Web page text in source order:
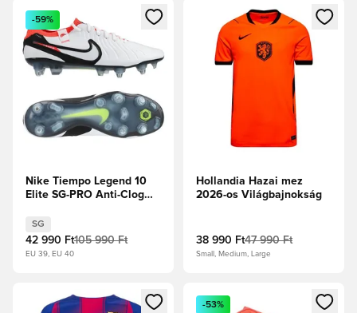
Megnyit egy modált a bejelentkezéshez vagy a tagként
-59%
Nike Tiempo Legend 10
Elite SG-PRO Anti-Clog
Fehér/Fekete/Bíborvörös
SG
42 990 Ft105 990 Ft
EU 39, EU 40
Megnyit egy modált a
Hollandia Hazai mez
2026-os Világbajnokság
38 990 Ft47 990 Ft
Small, Medium, Large
Megnyit egy modált a bejelentkezéshez vagy a tagként
Megnyit egy modált a
-53%